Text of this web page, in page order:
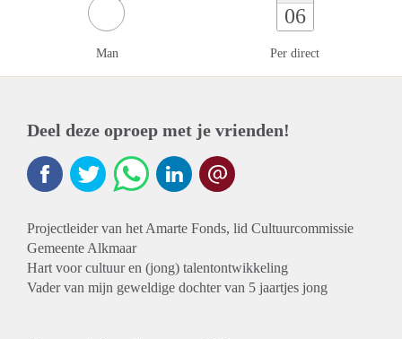
Man
06
Per direct
Deel deze oproep met je vrienden!
Projectleider van het Amarte Fonds, lid Cultuurcommissie
Gemeente Alkmaar
Hart voor cultuur en (jong) talentontwikkeling
Vader van mijn geweldige dochter van 5 jaartjes jong